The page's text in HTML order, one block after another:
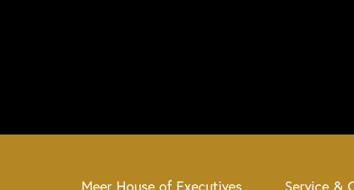
Meer House of Executives Service &